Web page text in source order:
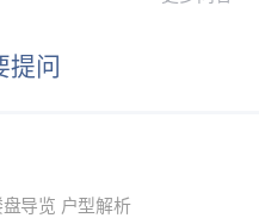
提问
导览 户型解析